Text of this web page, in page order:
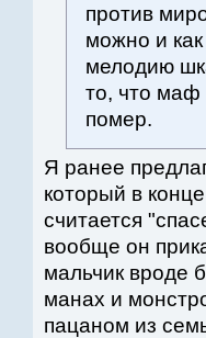
против
можно и
мелодию
то, что маф
помер.
Я ранее
который в
считается
вообще он
мальчик вроде
манах и
пацаном из